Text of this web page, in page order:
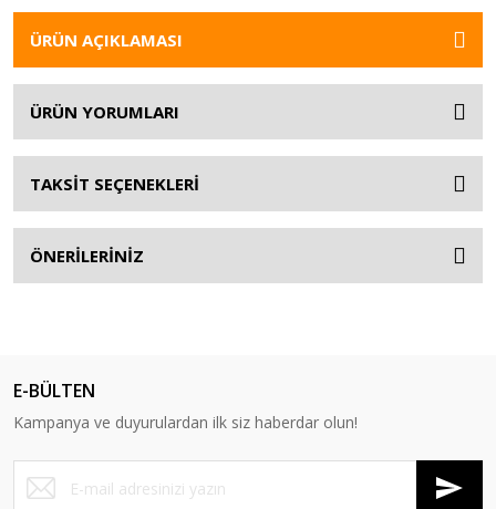
ÜRÜN AÇIKLAMASI
ÜRÜN YORUMLARI
TAKSİT SEÇENEKLERİ
ÖNERİLERİNİZ
E-BÜLTEN
Kampanya ve duyurulardan ilk siz haberdar olun!